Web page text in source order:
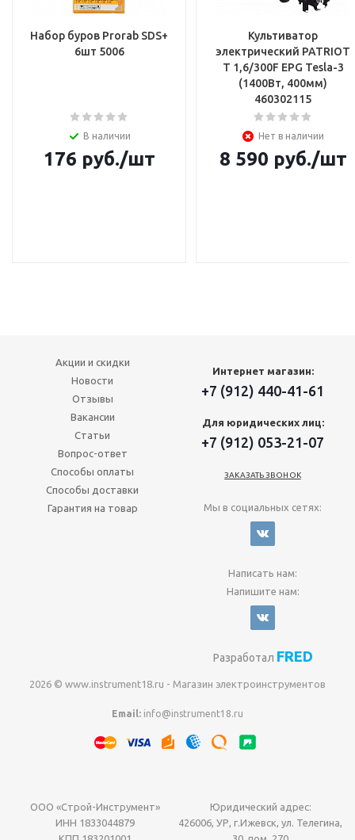
Набор буров Prorab SDS+
6шт 5006
В наличии
176 руб./шт
Культиватор
электрический PATRIOT
T 1,6/300F EPG Tesla-3
(1400Вт, 400мм)
460302115
Нет в наличии
8 590 руб./шт
Акции и скидки
Новости
Отзывы
Вакансии
Статьи
Вопрос-ответ
Способы оплаты
Способы доставки
Гарантия на товар
Интернет магазин:
+7 (912) 440-41-61
Для юридических лиц:
+7 (912) 053-21-07
ЗАКАЗАТЬ ЗВОНОК
Мы в социальных сетях:
Написать нам:
Напишите нам:
Разработал FRED
2026 © www.instrument18.ru - Магазин электроинструментов
Email: info@instrument18.ru
ООО «Строй-Инструмент»
ИНН 1833044879
Юридический адрес:
426006, УР, г.Ижевск, ул. Телегина,